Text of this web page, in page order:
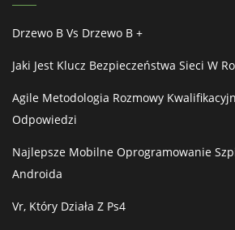
Drzewo B Vs Drzewo B +
Jaki Jest Klucz Bezpieczeństwa Sieci W
Agile Metodologia Rozmowy
Odpowiedzi
Najlepsze Mobilne Oprogramowanie
Androida
Vr, Który Działa Z Ps4